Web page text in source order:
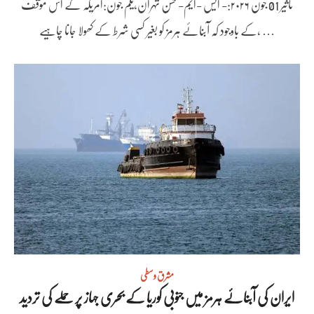
کے باوجود کہ آبنائے ہرمز کو بغیر کسی شرط کے کھولا جانا چاہیے، …
مشرق وسطی
ایران کی آبنائے ہرمز میں جنوبی کوریا کے بحری جہاز پر حملے کی تردید